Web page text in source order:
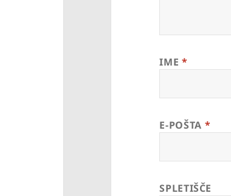
IME *
E-POŠTA *
SPLETIŠČE